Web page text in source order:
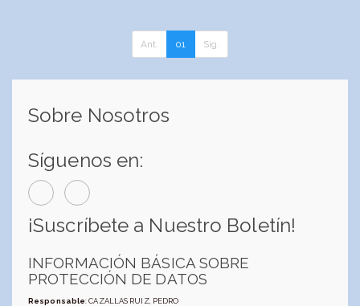
Ant. 01 Sig.
Sobre Nosotros
Síguenos en:
¡Suscríbete a Nuestro Boletín!
INFORMACIÓN BÁSICA SOBRE
PROTECCIÓN DE DATOS
Responsable: CAZALLAS RUIZ, PEDRO